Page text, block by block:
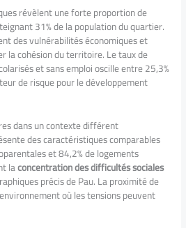
révèlent une forte proportion de
31% de la population du quartier.
des vulnérabilités économiques et
la cohésion du territoire. Le taux de
et sans emploi oscille entre 25,3%
de risque pour le développement
dans un contexte différent
des caractéristiques comparables
et 84,2% de logements
laconcentration des difficultés sociales
précis de Pau. La proximité de
où les tensions peuvent